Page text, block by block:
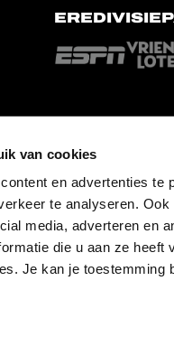
van cookies
en advertenties
te analyseren.
media, adverteren en
die u aan ze
Je kan je toestemming